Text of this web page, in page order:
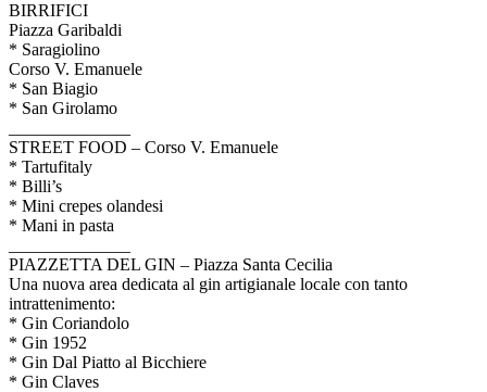
BIRRIFICI
Piazza Garibaldi
* Saragiolino
Corso V. Emanuele
* San Biagio
* San Girolamo
STREET FOOD – Corso V. Emanuele
* Tartufitaly
* Billi’s
* Mini crepes olandesi
* Mani in pasta
PIAZZETTA DEL GIN – Piazza Santa Cecilia
Una nuova area dedicata al gin artigianale locale con tanto
intrattenimento:
* Gin Coriandolo
* Gin 1952
* Gin Dal Piatto al Bicchiere
* Gin Claves